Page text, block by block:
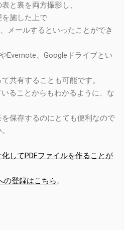
と裏を両方撮影し、
を施した上で
メールするといったことができ
Evernote、Googleドライブとい
共有することも可能です。
ることからもわかるように、な
保存するのにとても便利なので
してPDFファイルを作ることが
の登録はこちら。